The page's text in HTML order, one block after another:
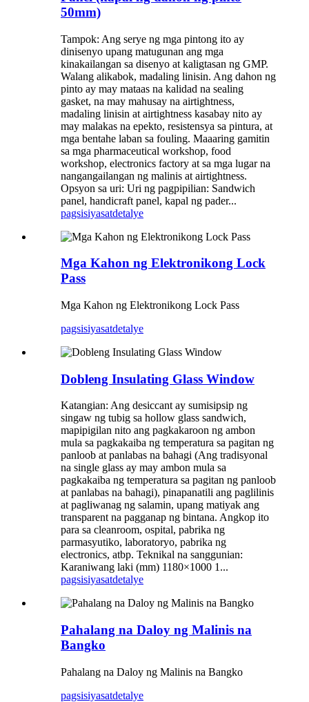
50mm)
Tampok: Ang serye ng mga pintong ito ay
dinisenyo upang matugunan ang mga
kinakailangan sa disenyo at kaligtasan ng GMP.
Walang alikabok, madaling linisin. Ang dahon ng
pinto ay may mataas na kalidad na sealing
gasket, na may mahusay na airtightness,
madaling linisin at airtightness kasabay nito ay
may malakas na epekto, resistensya sa pintura, at
mga bentahe laban sa fouling. Maaaring gamitin
sa mga pharmaceutical workshop, food
workshop, electronics factory at sa mga lugar na
nangangailangan ng malinis at airtightness.
Opsyon sa uri: Uri ng pagpipilian: Sandwich
panel, handicraft panel, kapal ng pader...
pagsisiyasatdetalye
Mga Kahon ng Elektronikong Lock
Pass
Mga Kahon ng Elektronikong Lock Pass
pagsisiyasatdetalye
Dobleng Insulating Glass Window
Katangian: Ang desiccant ay sumisipsip ng
singaw ng tubig sa hollow glass sandwich,
mapipigilan nito ang pagkakaroon ng ambon
mula sa pagkakaiba ng temperatura sa pagitan ng
panloob at panlabas na bahagi (Ang tradisyonal
na single glass ay may ambon mula sa
pagkakaiba ng temperatura sa pagitan ng panloob
at panlabas na bahagi), pinapanatili ang paglilinis
at pagliwanag ng salamin, upang matiyak ang
transparent na pagganap ng bintana. Angkop ito
para sa cleanroom, ospital, pabrika ng
parmasyutiko, laboratoryo, pabrika ng
electronics, atbp. Teknikal na sanggunian:
Karaniwang laki (mm) 1180×1000 1...
pagsisiyasatdetalye
Pahalang na Daloy ng Malinis na
Bangko
Pahalang na Daloy ng Malinis na Bangko
pagsisiyasatdetalye